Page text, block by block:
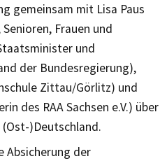
gemeinsam mit Lisa Paus
Frauen und
und
der Bundesregierung),
Zittau/Görlitz) und
des RAA Sachsen e.V.) über
)Deutschland.
Absicherung der